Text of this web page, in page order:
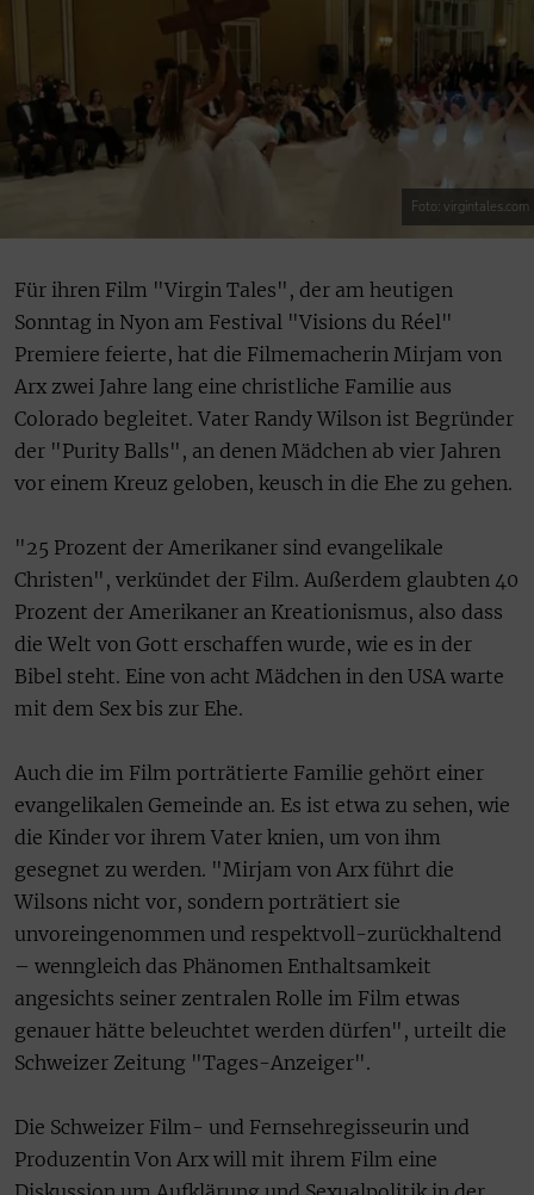
Foto: virgintales.com
Für ihren Film "Virgin Tales", der am heutigen
Sonntag in Nyon am Festival "Visions du Réel"
Premiere feierte, hat die Filmemacherin Mirjam von
Arx zwei Jahre lang eine christliche Familie aus
Colorado begleitet. Vater Randy Wilson ist Begründer
der "Purity Balls", an denen Mädchen ab vier Jahren
vor einem Kreuz geloben, keusch in die Ehe zu gehen.
"25 Prozent der Amerikaner sind evangelikale
Christen", verkündet der Film. Außerdem glaubten 40
Prozent der Amerikaner an Kreationismus, also dass
die Welt von Gott erschaffen wurde, wie es in der
Bibel steht. Eine von acht Mädchen in den USA warte
mit dem Sex bis zur Ehe.
Auch die im Film porträtierte Familie gehört einer
evangelikalen Gemeinde an. Es ist etwa zu sehen, wie
die Kinder vor ihrem Vater knien, um von ihm
gesegnet zu werden. "Mirjam von Arx führt die
Wilsons nicht vor, sondern porträtiert sie
unvoreingenommen und respektvoll-zurückhaltend
– wenngleich das Phänomen Enthaltsamkeit
angesichts seiner zentralen Rolle im Film etwas
genauer hätte beleuchtet werden dürfen", urteilt die
Schweizer Zeitung "Tages-Anzeiger".
Die Schweizer Film- und Fernsehregisseurin und
Produzentin Von Arx will mit ihrem Film eine